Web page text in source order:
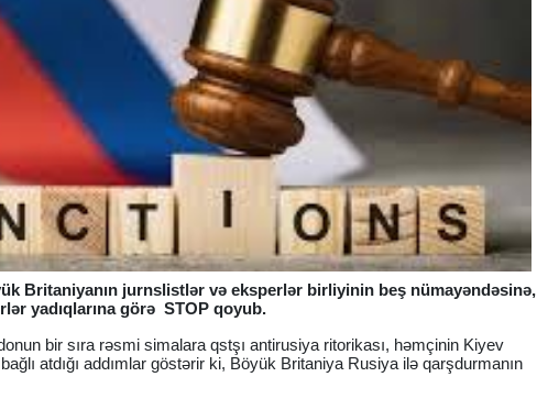
Britaniyanın jurnslistlər və eksperlər birliyinin beş nümayəndəsinə,
yadıqlarına görə STOP qoyub.
bir sıra rəsmi simalara qstşı antirusiya ritorikası, həmçinin Kiyev
atdığı addımlar göstərir ki, Böyük Britaniya Rusiya ilə qarşdurmanın